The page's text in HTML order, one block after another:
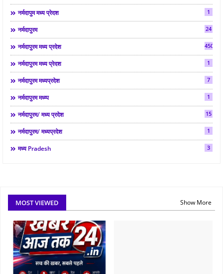
नर्मदापुम मध्य प्रेदश 1
नर्मदापुरम 24
नर्मदापुरम मध्य प्रदेश 450
नर्मदापुरम मध्य प्रेदश 1
नर्मदापुरम मध्यप्रदेश 7
नर्मदापुरम मध्य्प 1
नर्मदापुरम/ मध्य प्रदेश 15
नर्मदापुरम/ मध्यप्रदेश 1
मध्य Pradesh 3
MOST VIEWED Show More